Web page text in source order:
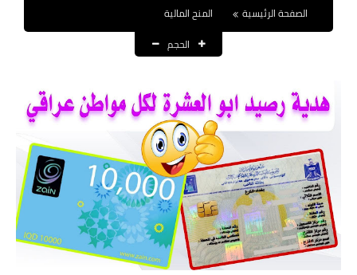
الرواتب والقروض
القروض والسلف
المنح المالية
قطع الاراضي
اخبار العراق
الاخبار السياسية
الصفحة الرئيسية
المنح المالية
الحجم